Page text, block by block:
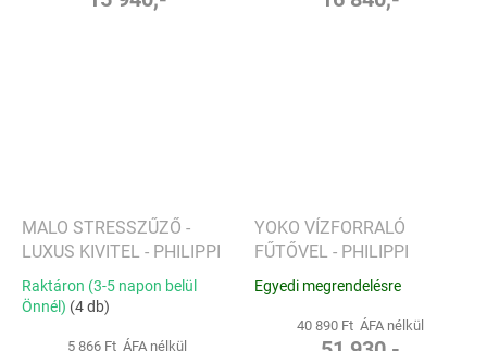
MALO STRESSZŰZŐ -
LUXUS KIVITEL - PHILIPPI
Raktáron (3-5 napon belül
Önnél) (4 db)
5 866 Ft ÁFA nélkül
YOKO VÍZFORRALÓ
FŰTŐVEL - PHILIPPI
Egyedi megrendelésre
40 890 Ft ÁFA nélkül